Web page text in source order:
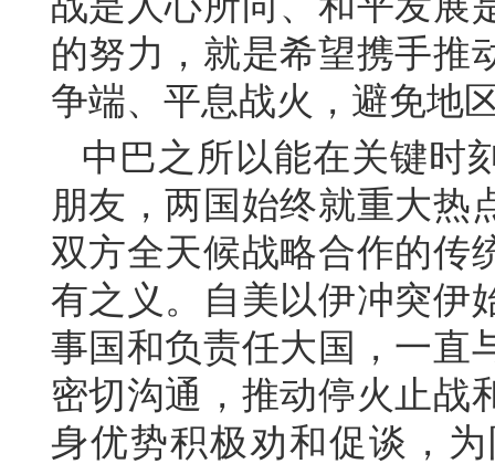
的努力，就是希望携手推
争端、平息战火，避免地
中巴之所以能在关键时
朋友，两国始终就重大热
双方全天候战略合作的传
有之义。自美以伊冲突伊
事国和负责任大国，一直
密切沟通，推动停火止战
身优势积极劝和促谈，